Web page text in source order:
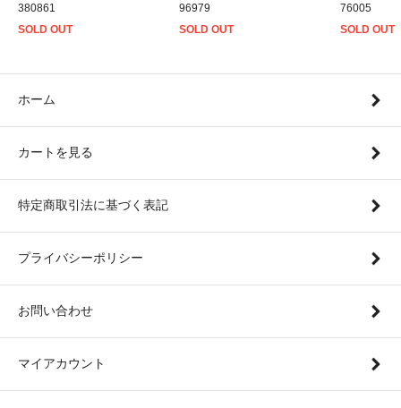
380861
SOLD OUT
96979
SOLD OUT
76005
SOLD OUT
ホーム
カートを見る
特定商取引法に基づく表記
プライバシーポリシー
お問い合わせ
マイアカウント